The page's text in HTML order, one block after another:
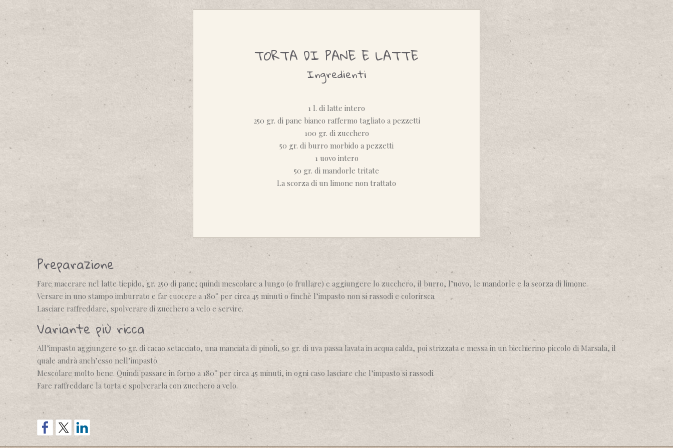
TORTA DI PANE E LATTE
Ingredienti
1 l. di latte intero
250 gr. di pane bianco raffermo tagliato a pezzetti
100 gr. di zucchero
50 gr. di burro morbido a pezzetti
1 uovo intero
50 gr. di mandorle tritate
La scorza di un limone non trattato
Preparazione
Fare macerare nel latte tiepido, gr. 250 di pane; quindi mescolare a lungo (o frullare) e aggiungere lo zucchero, il burro, l’uovo, le mandorle e la scorza di limone.
Versare in uno stampo imburrato e far cuocere a 180° per circa 45 minuti o finchè l’impasto non si rassodi e colorirsca.
Lasciare raffreddare, spolverare di zucchero a velo e servire.
Variante più ricca
All’impasto aggiungere 50 gr. di cacao setacciato, una manciata di pinoli, 50 gr. di uva passa lavata in acqua calda, poi strizzata e messa in un bicchierino piccolo di Marsala, il
quale andrà anch’esso nell’impasto.
Mescolare molto bene. Quindi passare in forno a 180° per circa 45 minuti, in ogni caso lasciare che l’impasto si rassodi.
Fare raffreddare la torta e spolverarla con zucchero a velo.